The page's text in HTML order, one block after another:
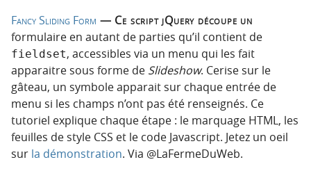
Fancy Sliding Form — Ce script jQuery découpe un
formulaire en autant de parties qu’il contient de
fieldset, accessibles via un menu qui les fait
apparaitre sous forme de Slideshow. Cerise sur le
gâteau, un symbole apparait sur chaque entrée de
menu si les champs n’ont pas été renseignés. Ce
tutoriel explique chaque étape : le marquage HTML, les
feuilles de style CSS et le code Javascript. Jetez un oeil
sur la démonstration. Via @LaFermeDuWeb.